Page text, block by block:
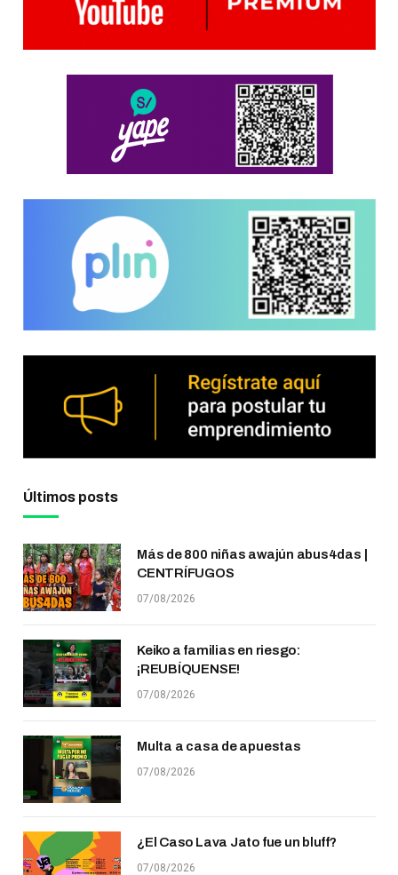
Últimos posts
Más de 800 niñas awajún abus4das |
CENTRÍFUGOS
07/08/2026
Keiko a familias en riesgo:
¡REUBÍQUENSE!
07/08/2026
Multa a casa de apuestas
07/08/2026
¿El Caso Lava Jato fue un bluff?
07/08/2026